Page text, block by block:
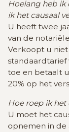
Hoelang heb
ik het causaal
U heeft twee
van de
Verkoopt u niet
toe en betaalt
20% op het
Hoe roep ik het
U moet het
opnemen in